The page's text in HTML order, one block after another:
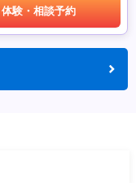
体験・相談予約